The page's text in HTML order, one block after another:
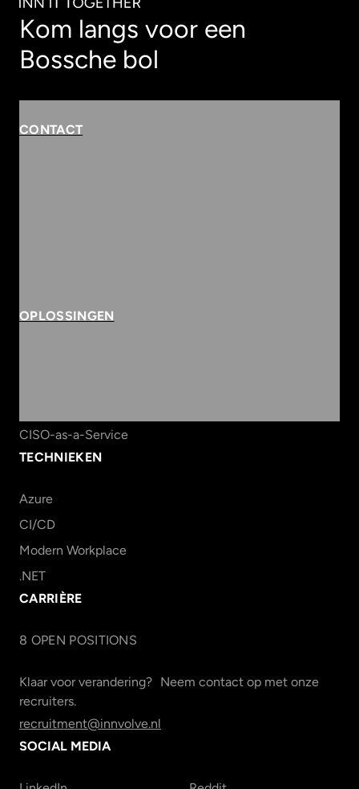
Kom langs voor een
Bossche bol
CONTACT
OPLOSSINGEN
CISO-as-a-Service
TECHNIEKEN
Azure
CI/CD
Modern Workplace
.NET
CARRIÈRE
8 OPEN POSITIONS
Klaar voor verandering? Neem contact op met onze
recruiters.
recruitment@innvolve.nl
SOCIAL MEDIA